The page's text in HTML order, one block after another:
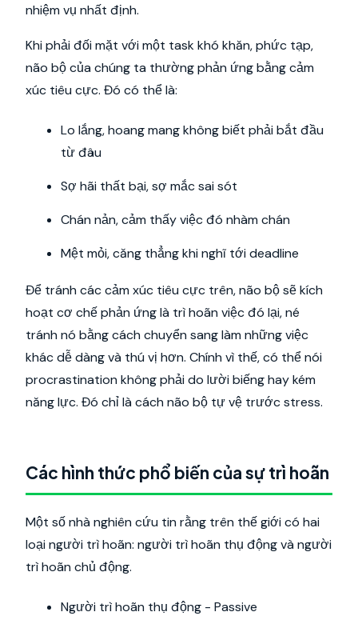
nhiệm vụ nhất định.
Khi phải đối mặt với một task khó khăn, phức tạp,
não bộ của chúng ta thường phản ứng bằng cảm
xúc tiêu cực. Đó có thể là:
Lo lắng, hoang mang không biết phải bắt đầu
từ đâu
Sợ hãi thất bại, sợ mắc sai sót
Chán nản, cảm thấy việc đó nhàm chán
Mệt mỏi, căng thẳng khi nghĩ tới deadline
Để tránh các cảm xúc tiêu cực trên, não bộ sẽ kích
hoạt cơ chế phản ứng là trì hoãn việc đó lại, né
tránh nó bằng cách chuyển sang làm những việc
khác dễ dàng và thú vị hơn. Chính vì thế, có thể nói
procrastination không phải do lười biếng hay kém
năng lực. Đó chỉ là cách não bộ tự vệ trước stress.
Các hình thức phổ biến của sự trì hoãn
Một số nhà nghiên cứu tin rằng trên thế giới có hai
loại người trì hoãn: người trì hoãn thụ động và người
trì hoãn chủ động.
Người trì hoãn thụ động - Passive